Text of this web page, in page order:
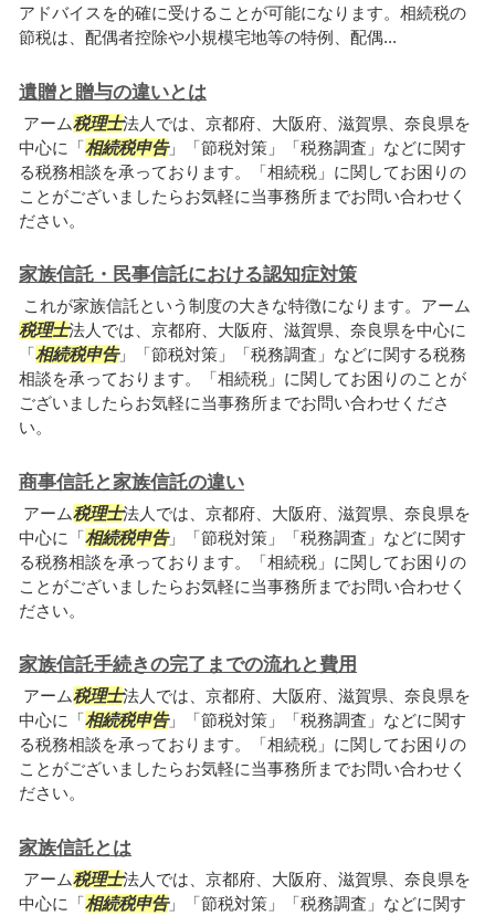
アドバイスを的確に受けることが可能になります。相続税の
節税は、配偶者控除や小規模宅地等の特例、配偶...
遺贈と贈与の違いとは
アーム税理士法人では、京都府、大阪府、滋賀県、奈良県を
中心に「相続税申告」「節税対策」「税務調査」などに関す
る税務相談を承っております。「相続税」に関してお困りの
ことがございましたらお気軽に当事務所までお問い合わせく
ださい。
家族信託・民事信託における認知症対策
これが家族信託という制度の大きな特徴になります。アーム
税理士法人では、京都府、大阪府、滋賀県、奈良県を中心に
「相続税申告」「節税対策」「税務調査」などに関する税務
相談を承っております。「相続税」に関してお困りのことが
ございましたらお気軽に当事務所までお問い合わせくださ
い。
商事信託と家族信託の違い
アーム税理士法人では、京都府、大阪府、滋賀県、奈良県を
中心に「相続税申告」「節税対策」「税務調査」などに関す
る税務相談を承っております。「相続税」に関してお困りの
ことがございましたらお気軽に当事務所までお問い合わせく
ださい。
家族信託手続きの完了までの流れと費用
アーム税理士法人では、京都府、大阪府、滋賀県、奈良県を
中心に「相続税申告」「節税対策」「税務調査」などに関す
る税務相談を承っております。「相続税」に関してお困りの
ことがございましたらお気軽に当事務所までお問い合わせく
ださい。
家族信託とは
アーム税理士法人では、京都府、大阪府、滋賀県、奈良県を
中心に「相続税申告」「節税対策」「税務調査」などに関す